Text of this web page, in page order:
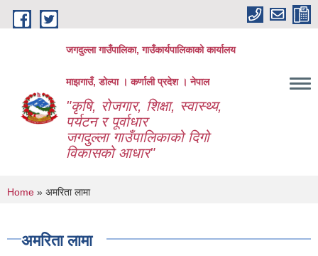
Skip to main content
जगदुल्ला गाउँपालिका, गाउँकार्यपालिकाको कार्यालय
माझगाउँ, डोल्पा । कर्णाली प्रदेश । नेपाल
"कृषि, रोजगार, शिक्षा, स्वास्थ्य,
पर्यटन र पूर्वाधार
जगदुल्ला गाउँपालिकाको दिगो
विकासको आधार"
You are here
Home » अमरिता लामा
अमरिता लामा